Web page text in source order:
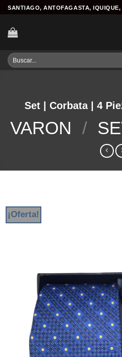
Skip
content
SANTIAGO, ANTOFAGASTA, IQUIQUE,
Buscar
por:
Set | Corbata | 4
VARON /
¡Oferta!